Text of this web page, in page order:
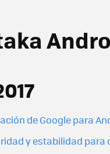
de Google para
y estabilidad para